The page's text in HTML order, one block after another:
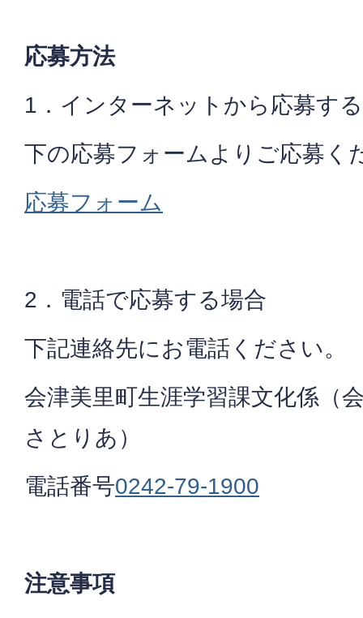
応募方法
1．インターネットから応募す
下の応募フォームよりご応募く
応募フォーム
2．電話で応募する場合
下記連絡先にお電話ください。
会津美里町生涯学習課文化係（
さとりあ）
電話番号0242-79-1900
注意事項